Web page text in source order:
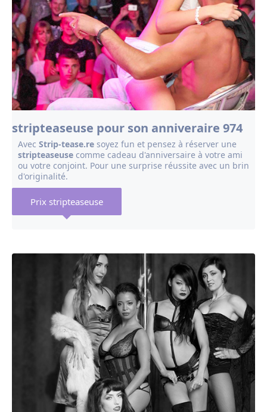
stripteaseuse pour son anniveraire 974
Avec Strip-tease.re soyez fun et pensez à réserver une
stripteaseuse comme cadeau d'anniversaire à votre ami
ou votre conjoint. Pour une surprise réussite avec un brin
d'originalité.
Prix stripteaseuse